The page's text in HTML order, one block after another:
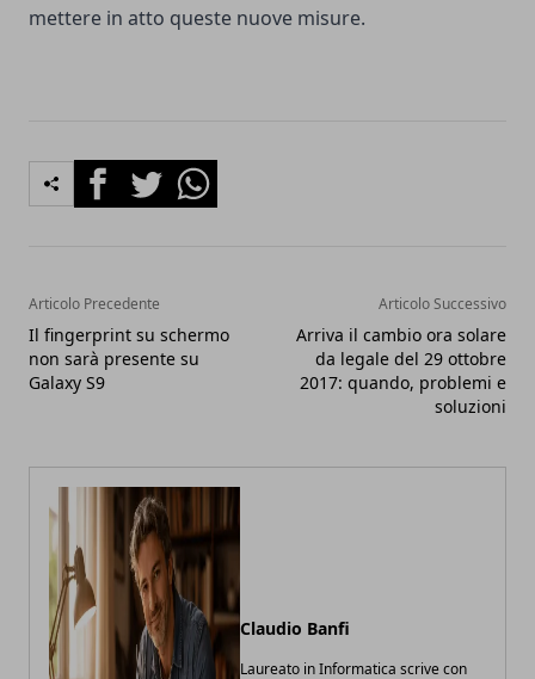
mettere in atto queste nuove misure.
FacebookTwitterWhatsapp
Articolo Precedente
Il fingerprint su schermo
non sarà presente su
Galaxy S9
Articolo Successivo
Arriva il cambio ora solare
da legale del 29 ottobre
2017: quando, problemi e
soluzioni
Claudio Banfi
Laureato in Informatica scrive con